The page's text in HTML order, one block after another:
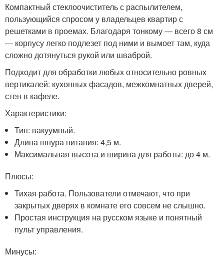
Компактный стеклоочиститель с распылителем,
пользующийся спросом у владельцев квартир с
решетками в проемах. Благодаря тонкому — всего 8 см
— корпусу легко подлезет под ними и вымоет там, куда
сложно дотянуться рукой или шваброй.
Подходит для обработки любых относительно ровных
вертикалей: кухонных фасадов, межкомнатных дверей,
стен в кафеле.
Характеристики:
Тип: вакуумный.
Длина шнура питания: 4,5 м.
Максимальная высота и ширина для работы: до 4 м.
Плюсы:
Тихая работа. Пользователи отмечают, что при
закрытых дверях в комнате его совсем не слышно.
Простая инструкция на русском языке и понятный
пульт управления.
Минусы: